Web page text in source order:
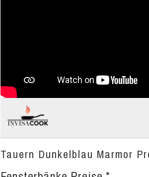
Tauern Dunkelblau Marmor